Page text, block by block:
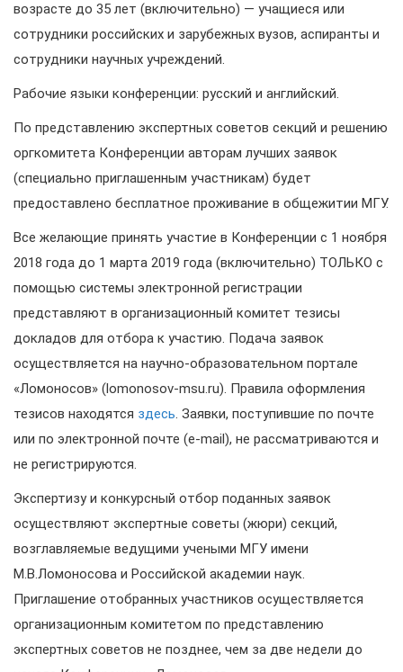
возрасте до 35 лет (включительно) — учащиеся или
сотрудники российских и зарубежных вузов, аспиранты и
сотрудники научных учреждений.
Рабочие языки конференции: русский и английский.
По представлению экспертных советов секций и решению
оргкомитета Конференции авторам лучших заявок
(специально приглашенным участникам) будет
предоставлено бесплатное проживание в общежитии МГУ.
Все желающие принять участие в Конференции с 1 ноября
2018 года до 1 марта 2019 года (включительно) ТОЛЬКО с
помощью системы электронной регистрации
представляют в организационный комитет тезисы
докладов для отбора к участию. Подача заявок
осуществляется на научно-образовательном портале
«Ломоносов» (lomonosov-msu.ru). Правила оформления
тезисов находятся здесь. Заявки, поступившие по почте
или по электронной почте (e-mail), не рассматриваются и
не регистрируются.
Экспертизу и конкурсный отбор поданных заявок
осуществляют экспертные советы (жюри) секций,
возглавляемые ведущими учеными МГУ имени
М.В.Ломоносова и Российской академии наук.
Приглашение отобранных участников осуществляется
организационным комитетом по представлению
экспертных советов не позднее, чем за две недели до